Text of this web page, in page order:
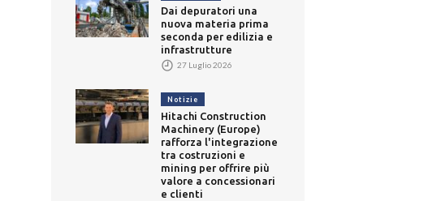
Dai depuratori una
nuova materia prima
seconda per edilizia e
infrastrutture
27 Luglio 2026
Notizie
Hitachi Construction
Machinery (Europe)
rafforza l'integrazione
tra costruzioni e
mining per offrire più
valore a concessionari
e clienti